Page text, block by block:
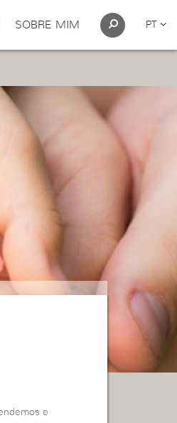
SOBRE MIM PT
e